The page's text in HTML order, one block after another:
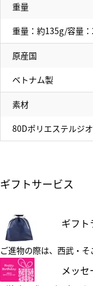
重量
重量：約135g/容量
原産国
ベトナム製
素材
80Dポリエステルジ
ギフトサービス
ギフト
ご進物の際は、西武・そ
メッ